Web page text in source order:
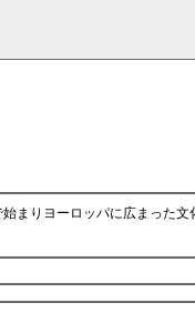
まりヨーロッパに広まった